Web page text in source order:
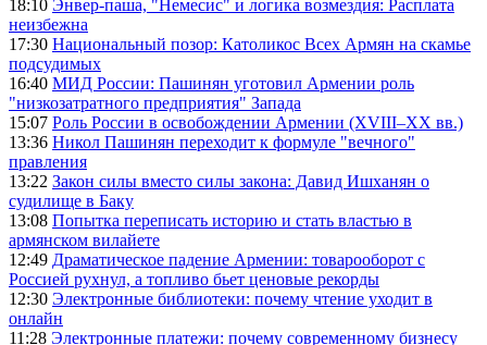
18:10 Энвер-паша, "Немесис" и логика возмездия: Расплата
неизбежна
17:30 Национальный позор: Католикос Всех Армян на скамье
подсудимых
16:40 МИД России: Пашинян уготовил Армении роль
"низкозатратного предприятия" Запада
15:07 Роль России в освобождении Армении (XVIII–XX вв.)
13:36 Никол Пашинян переходит к формуле "вечного"
правления
13:22 Закон силы вместо силы закона: Давид Ишханян о
судилище в Баку
13:08 Попытка переписать историю и стать властью в
армянском вилайете
12:49 Драматическое падение Армении: товарооборот с
Россией рухнул, а топливо бьет ценовые рекорды
12:30 Электронные библиотеки: почему чтение уходит в
онлайн
11:28 Электронные платежи: почему современному бизнесу